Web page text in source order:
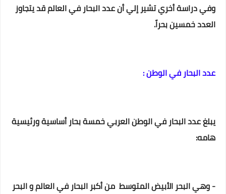
وفي دراسة أخري تشير إلي أن عدد البحار في العالم قد يتجاوز
العدد خمسين بحراً.
عدد البحار في الوطن :
يبلغ عدد البحار في الوطن العربي خمسة بحار أساسية ورئيسية
هامه:
- وهي البحر الأبيض المتوسط من أكبر البحار في العالم و البحر